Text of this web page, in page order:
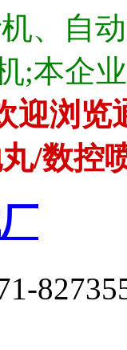
、自
;本企
迎浏览
/数控